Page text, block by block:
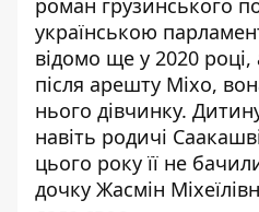
роман грузинського
українською
відомо ще у 2020 році,
після арешту Міхо,
нього дівчинку.
навіть родичі
цього року її не
дочку Жасмін